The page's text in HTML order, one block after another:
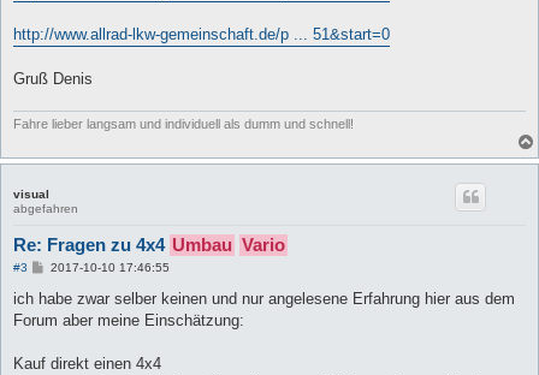
http://www.allrad-lkw-gemeinschaft.de/p ... 51&start=0
Gruß Denis
Fahre lieber langsam und individuell als dumm und schnell!
visual
abgefahren
Re: Fragen zu 4x4 Umbau Vario
#3
B
i
r
2017-10-10 17:46:55
ich habe zwar selber keinen und nur angelesene Erfahrung hier aus dem
Forum aber meine Einschätzung:
Kauf direkt einen 4x4